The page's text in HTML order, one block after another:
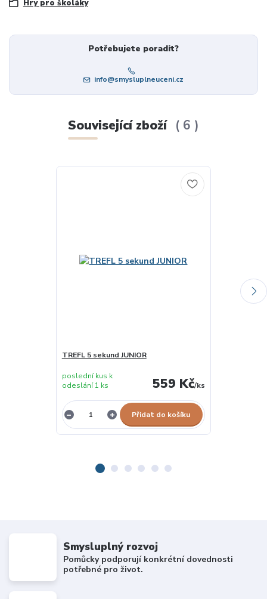
Hry pro školáky
Potřebujete poradit?
info@smysluplneuceni.cz
Související zboží 6
TREFL 5 sekund JUNIOR
559 Kč/ks
poslední kus k
odeslání 1 ks
Přidat do košíku
Smysluplný rozvoj
Pomůcky podporují konkrétní dovednosti
potřebné pro život.